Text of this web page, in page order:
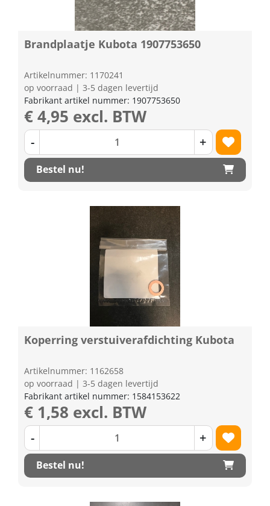
Brandplaatje Kubota 1907753650
Artikelnummer: 1170241
op voorraad | 3-5 dagen levertijd
Fabrikant artikel nummer: 1907753650
€ 4,95 excl. BTW
- +
Bestel nu!
Koperring verstuiverafdichting Kubota
Artikelnummer: 1162658
op voorraad | 3-5 dagen levertijd
Fabrikant artikel nummer: 1584153622
€ 1,58 excl. BTW
- +
Bestel nu!